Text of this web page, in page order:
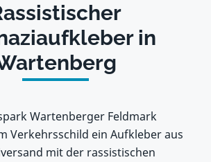
in
Wartenberger Feldmark
Verkehrsschild ein Aufkleber aus
mit der rassistischen